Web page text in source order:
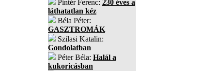
Pintér Ferenc: 230 éves a
láthatatlan kéz
Béla Péter:
GASZTROMÁK
Szilasi Katalin:
Gondolatban
Péter Béla: Halál a
kukoricásban